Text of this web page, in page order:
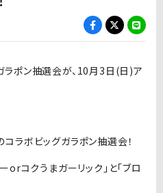
ラポン抽選会が、10月3日(日)ア
ラボビッグガラポン抽選会！
orコクうまガーリック」と「ブロ